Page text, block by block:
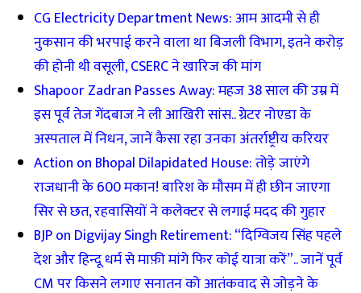
CG Electricity Department News: आम आदमी से ही
नुकसान की भरपाई करने वाला था बिजली विभाग, इतने करोड़
की होनी थी वसूली, CSERC ने खारिज की मांग
Shapoor Zadran Passes Away: महज 38 साल की उम्र में
इस पूर्व तेज गेंदबाज ने ली आखिरी सांस.. ग्रेटर नोएडा के
अस्पताल में निधन, जानें कैसा रहा उनका अंतर्राष्ट्रीय करियर
Action on Bhopal Dilapidated House: तोड़े जाएंगे
राजधानी के 600 मकान! बारिश के मौसम में ही छीन जाएगा
सिर से छत, रहवासियों ने कलेक्टर से लगाई मदद की गुहार
BJP on Digvijay Singh Retirement: “दिग्विजय सिंह पहले
देश और हिन्दू धर्म से माफ़ी मांगे फिर कोई यात्रा करें”.. जानें पूर्व
CM पर किसने लगाए सनातन को आतंकवाद से जोड़ने के